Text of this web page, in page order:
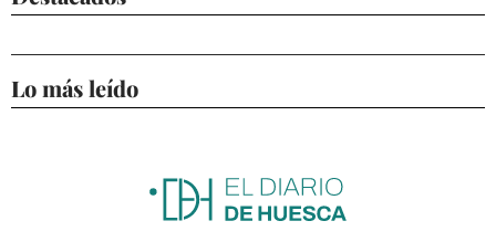
Lo más leído